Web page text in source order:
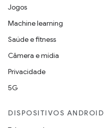
Jogos
Machine learning
Saúde e fitness
Câmera e mídia
Privacidade
5G
DISPOSITIVOS ANDROID